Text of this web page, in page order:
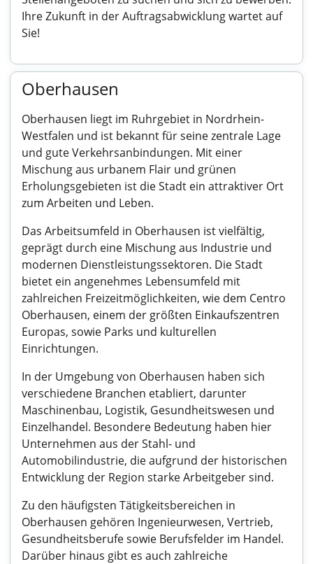
Ihre Zukunft in der Auftragsabwicklung wartet auf
Sie!
Oberhausen
Oberhausen liegt im Ruhrgebiet in Nordrhein-
Westfalen und ist bekannt für seine zentrale Lage
und gute Verkehrsanbindungen. Mit einer
Mischung aus urbanem Flair und grünen
Erholungsgebieten ist die Stadt ein attraktiver Ort
zum Arbeiten und Leben.
Das Arbeitsumfeld in Oberhausen ist vielfältig,
geprägt durch eine Mischung aus Industrie und
modernen Dienstleistungssektoren. Die Stadt
bietet ein angenehmes Lebensumfeld mit
zahlreichen Freizeitmöglichkeiten, wie dem Centro
Oberhausen, einem der größten Einkaufszentren
Europas, sowie Parks und kulturellen
Einrichtungen.
In der Umgebung von Oberhausen haben sich
verschiedene Branchen etabliert, darunter
Maschinenbau, Logistik, Gesundheitswesen und
Einzelhandel. Besondere Bedeutung haben hier
Unternehmen aus der Stahl- und
Automobilindustrie, die aufgrund der historischen
Entwicklung der Region starke Arbeitgeber sind.
Zu den häufigsten Tätigkeitsbereichen in
Oberhausen gehören Ingenieurwesen, Vertrieb,
Gesundheitsberufe sowie Berufsfelder im Handel.
Darüber hinaus gibt es auch zahlreiche